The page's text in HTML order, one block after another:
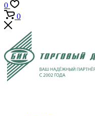
0
0